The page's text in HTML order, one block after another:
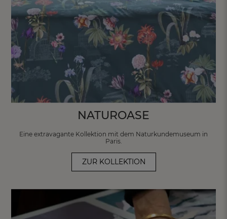
NATUROASE
Eine extravagante Kollektion mit dem Naturkundemuseum in
Paris.
ZUR KOLLEKTION